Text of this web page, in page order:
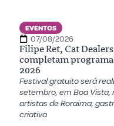
EVENTOS
07/08/2026
Filipe Ret, Cat
completam
2026
Festival gratuito será
setembro, em Boa
artistas de Roraima,
criativa